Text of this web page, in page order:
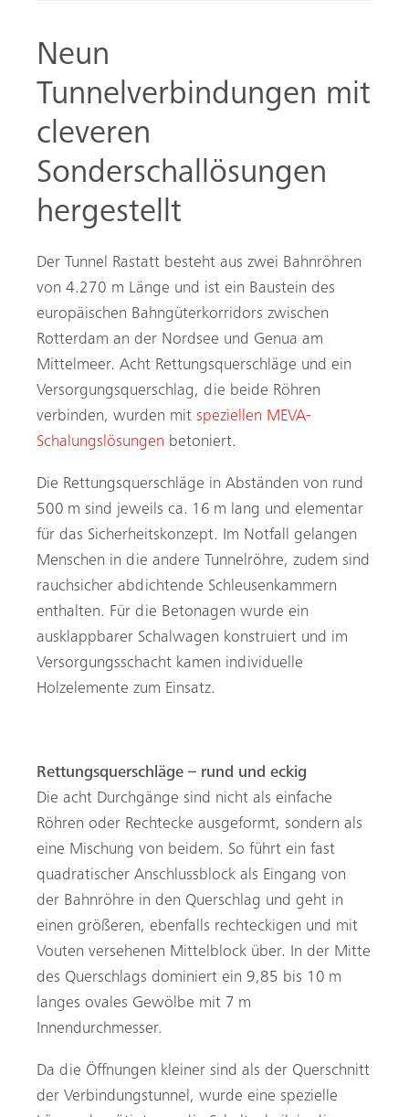
Neun
Tunnelverbindungen mit
cleveren
Sonderschallösungen
hergestellt
Der Tunnel Rastatt besteht aus zwei Bahnröhren
von 4.270 m Länge und ist ein Baustein des
europäischen Bahngüterkorridors zwischen
Rotterdam an der Nordsee und Genua am
Mittelmeer. Acht Rettungsquerschläge und ein
Versorgungsquerschlag, die beide Röhren
verbinden, wurden mit speziellen MEVA-
Schalungslösungen betoniert.
Die Rettungsquerschläge in Abständen von rund
500 m sind jeweils ca. 16 m lang und elementar
für das Sicherheitskonzept. Im Notfall gelangen
Menschen in die andere Tunnelröhre, zudem sind
rauchsicher abdichtende Schleusenkammern
enthalten. Für die Betonagen wurde ein
ausklappbarer Schalwagen konstruiert und im
Versorgungsschacht kamen individuelle
Holzelemente zum Einsatz.
Rettungsquerschläge – rund und eckig
Die acht Durchgänge sind nicht als einfache
Röhren oder Rechtecke ausgeformt, sondern als
eine Mischung von beidem. So führt ein fast
quadratischer Anschlussblock als Eingang von
der Bahnröhre in den Querschlag und geht in
einen größeren, ebenfalls rechteckigen und mit
Vouten versehenen Mittelblock über. In der Mitte
des Querschlags dominiert ein 9,85 bis 10 m
langes ovales Gewölbe mit 7 m
Innendurchmesser.
Da die Öffnungen kleiner sind als der Querschnitt
der Verbindungstunnel, wurde eine spezielle
ok